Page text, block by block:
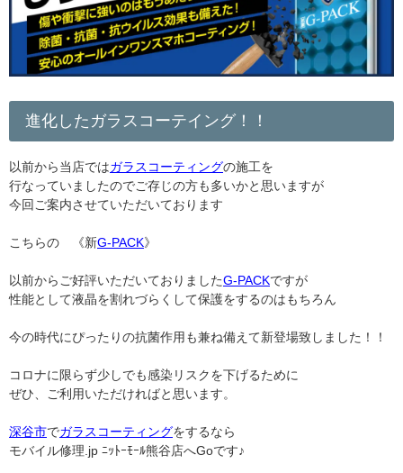
進化したガラスコーテイング！！
以前から当店ではガラスコーティングの施工を
行なっていましたのでご存じの方も多いかと思いますが
今回ご案内させていただいております
こちらの 《新G-PACK》
以前からご好評いただいておりましたG-PACKですが
性能として液晶を割れづらくして保護をするのはもちろん
今の時代にぴったりの抗菌作用も兼ね備えて新登場致しました！！
コロナに限らず少しでも感染リスクを下げるために
ぜひ、ご利用いただければと思います。
深谷市でガラスコーティングをするなら
モバイル修理.jp ﾆｯﾄｰﾓｰﾙ熊谷店へGoです♪